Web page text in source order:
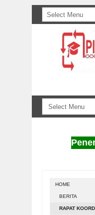
Penerbit
HOME
BERITA
RAPAT